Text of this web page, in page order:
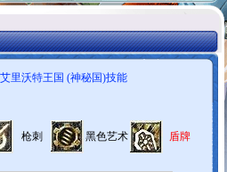
艾里沃特王国 (神秘国)技能
枪刺 黑色艺术 盾牌